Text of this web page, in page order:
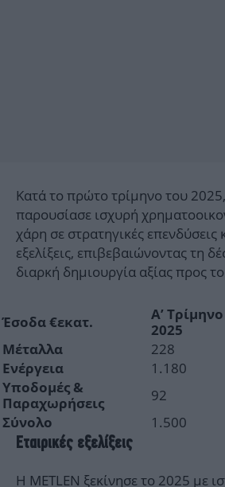
Κατά το πρώτο τρίμηνο του
παρουσίασε ισχυρή
χάρη σε στρατηγικές επενδύσεις
εξελίξεις, επιβεβαιώνοντας τη
διαρκή δημιουργία αξίας προς
Έσοδα €εκατ.
Α’ Τρίμηνο
2025
Μέταλλα
228
Ενέργεια 1.180
Υποδομές &
Παραχωρήσεις
92
Σύνολο 1.500
Εταιρικές εξελίξεις
Η METLEN ξεκίνησε το 2025 με